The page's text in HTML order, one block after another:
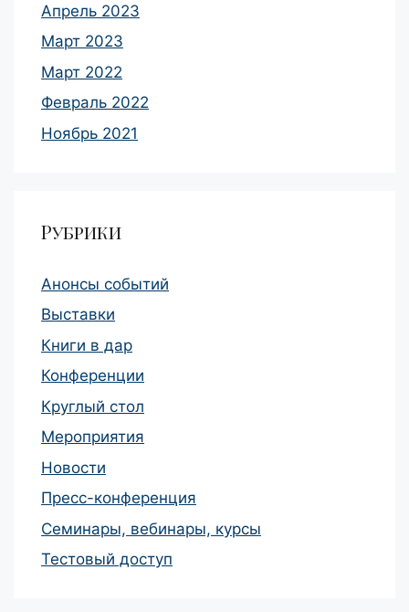
Апрель 2023
Март 2023
Март 2022
Февраль 2022
Ноябрь 2021
Рубрики
Анонсы событий
Выставки
Книги в дар
Конференции
Круглый стол
Мероприятия
Новости
Пресс-конференция
Семинары, вебинары, курсы
Тестовый доступ